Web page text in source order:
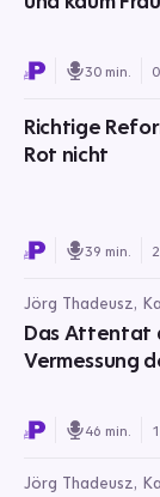
30 min.
Richtige
Rot nicht
39 min.
Jörg Thadeusz,
Das Attentat
Vermessung
46 min.
Jörg Thadeusz,